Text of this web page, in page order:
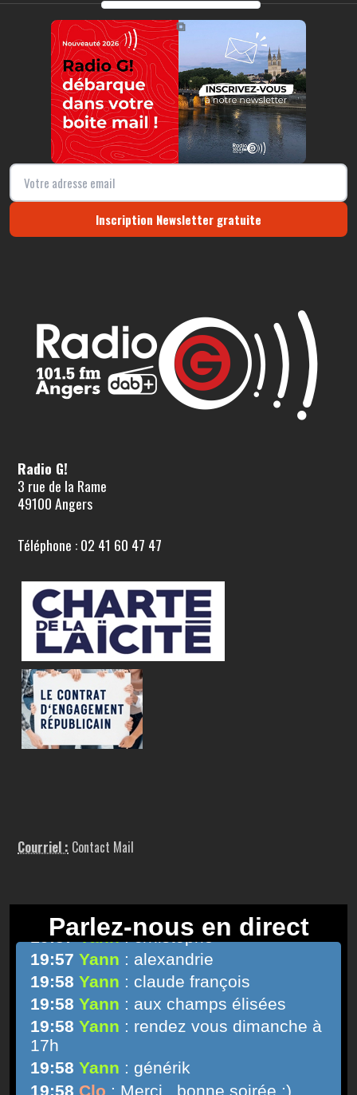
https://radio-g.fr?14646
⧉
Inscription Newsletter gratuite
Radio G!
3 rue de la Rame
49100 Angers
Téléphone : 02 41 60 47 47
Courriel : Contact Mail